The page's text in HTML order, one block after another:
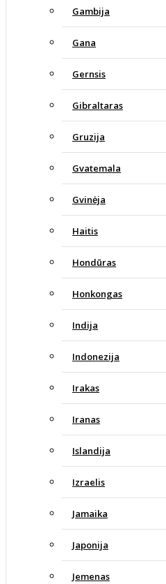
Gambija
Gana
Gernsis
Gibraltaras
Gruzija
Gvatemala
Gvinėja
Haitis
Hondūras
Honkongas
Indija
Indonezija
Irakas
Iranas
Islandija
Izraelis
Jamaika
Japonija
Jemenas